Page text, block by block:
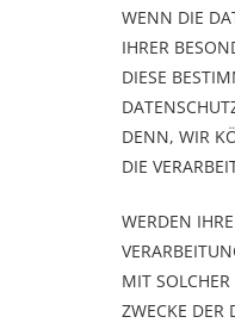
WENN DIE
IHRER
DIESE
DENN, WIR
DIE
WERDEN
MIT
ZWECKE DER